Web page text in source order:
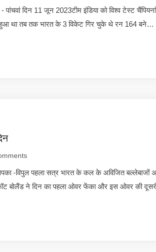
दिन 11 जून 2023टीम इंडिया को विश्व टेस्ट
था तब तक भारत के 3 विकेट गिर चुके थे रन 164 बने…
-विपुल पहला सत्र भारत के कल के अविजित बल्लेबाजों
ने दिन का पहला ओवर फेंका और इस ओवर की